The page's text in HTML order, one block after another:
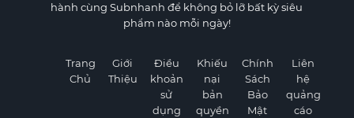
hành cùng Subnhanh để không bỏ lỡ bất kỳ siêu
phẩm nào mỗi ngày!
Trang
Chủ
Giới
Thiệu
Điều
khoản
sử
dụng
Khiếu
nại
bản
quyền
Chính
Sách
Bảo
Mật
Liên
hệ
quảng
cáo